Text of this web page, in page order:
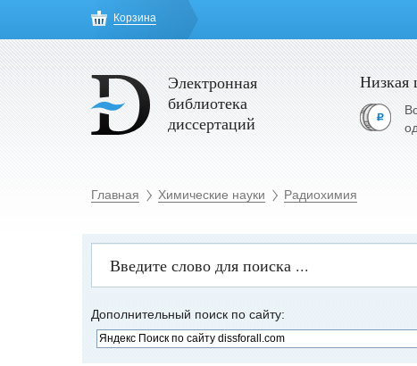
Корзина
Электронная
библиотека
диссертаций
Низкая
Главная Химические науки Радиохимия
Дополнительный поиск по сайту: